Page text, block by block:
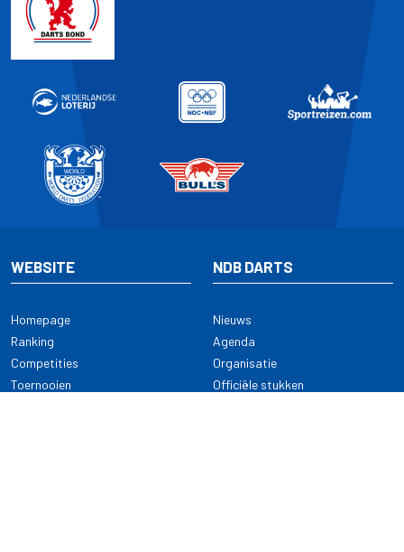
WEBSITE
Homepage
Ranking
Competities
Toernooien
NDB DARTS
Nieuws
Agenda
Organisatie
Officiële stukken